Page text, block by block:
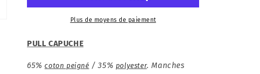
SUPÉRIEURSUPÉRIEUR
Plus de moyens de paiement
PULL CAPUCHE
65%coton peigné / 35% polyester. Manches